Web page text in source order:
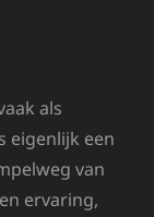
als
eigenlijk een
van
ervaring,